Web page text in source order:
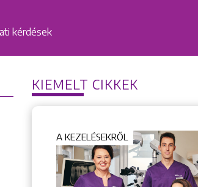
kérdések
KIEMELT CIKKEK
A KEZELÉSEKRŐL